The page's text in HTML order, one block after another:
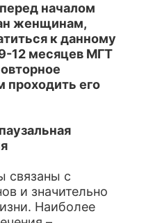
началом
женщинам,
к данному
12 месяцев МГТ
проходить его
связаны с
и значительно
Наиболее